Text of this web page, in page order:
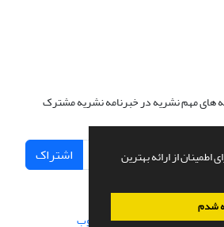
از ارائه بهترین
شدم
های مهم نشریه در خبرنامه نشریه مشترک
اشتراک
طراحی و پیاده سازی از سیناوب